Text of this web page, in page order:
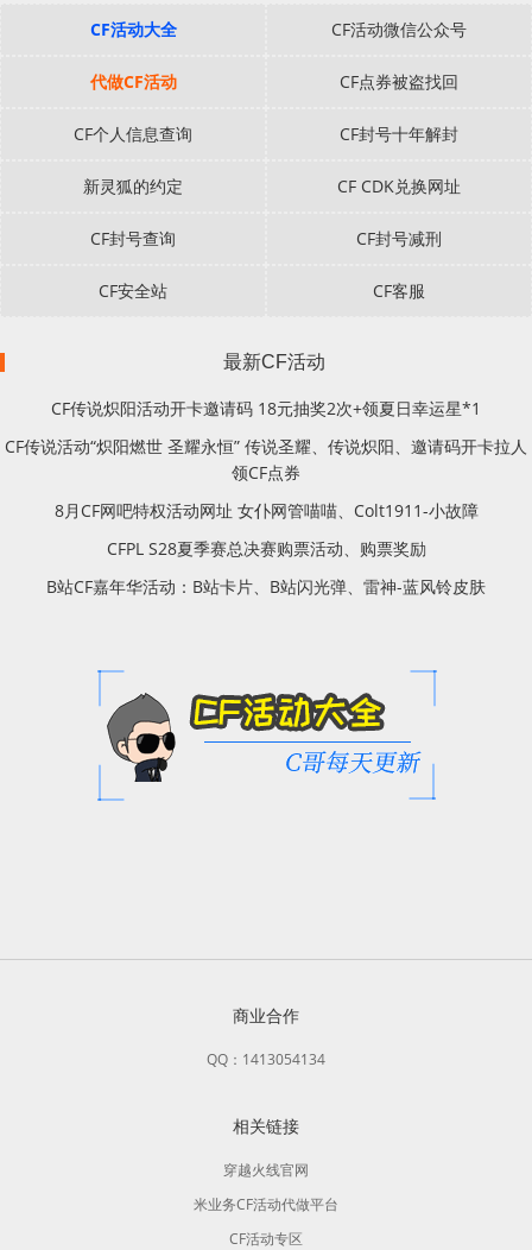
CF活动大全 CF活动微信公众号
代做CF活动 CF点券被盗找回
CF个人信息查询 CF封号十年解封
新灵狐的约定 CF CDK兑换网址
CF封号查询 CF封号减刑
CF安全站 CF客服
最新CF活动
CF传说炽阳活动开卡邀请码 18元抽奖2次+领夏日幸运星*1
CF传说活动“炽阳燃世 圣耀永恒” 传说圣耀、传说炽阳、邀请码开卡拉人
领CF点券
8月CF网吧特权活动网址 女仆网管喵喵、Colt1911-小故障
CFPL S28夏季赛总决赛购票活动、购票奖励
B站CF嘉年华活动：B站卡片、B站闪光弹、雷神-蓝风铃皮肤
商业合作
QQ：1413054134
相关链接
穿越火线官网
米业务CF活动代做平台
CF活动专区